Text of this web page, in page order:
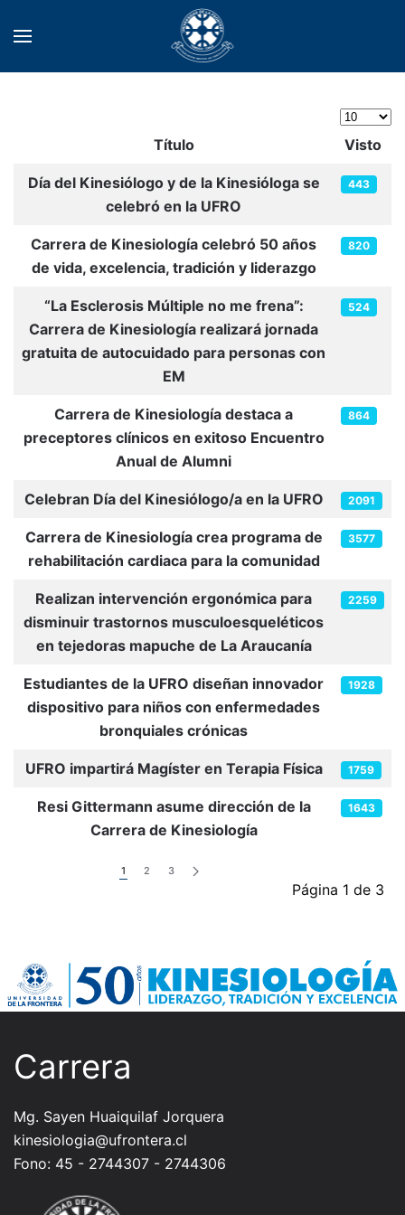
Tabla de artículos
Título Visto
Día del Kinesiólogo y de la Kinesióloga se
celebró en la UFRO
443
Carrera de Kinesiología celebró 50 años
de vida, excelencia, tradición y liderazgo
820
“La Esclerosis Múltiple no me frena”:
Carrera de Kinesiología realizará jornada
gratuita de autocuidado para personas con
EM
524
Carrera de Kinesiología destaca a
preceptores clínicos en exitoso Encuentro
Anual de Alumni
864
Celebran Día del Kinesiólogo/a en la UFRO 2091
Carrera de Kinesiología crea programa de
rehabilitación cardiaca para la comunidad
3577
Realizan intervención ergonómica para
disminuir trastornos musculoesqueléticos
en tejedoras mapuche de La Araucanía
2259
Estudiantes de la UFRO diseñan innovador
dispositivo para niños con enfermedades
bronquiales crónicas
1928
UFRO impartirá Magíster en Terapia Física 1759
Resi Gittermann asume dirección de la
Carrera de Kinesiología
1643
Página 1 de 3
1 2 3
Carrera
Mg. Sayen Huaiquilaf Jorquera
kinesiologia@ufrontera.cl
Fono: 45 - 2744307 - 2744306